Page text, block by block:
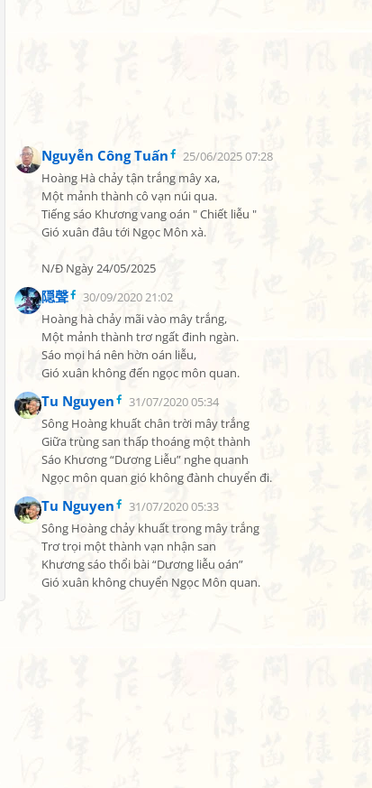
Nguyễn Công Tuấn
25/06/2025 07:28
Hoàng Hà chảy tận trắng mây xa,
Một mảnh thành cô vạn núi qua.
Tiếng sáo Khương vang oán " Chiết liễu "
Gió xuân đâu tới Ngọc Môn xà.
N/Đ Ngày 24/05/2025
隠聲
30/09/2020 21:02
Hoàng hà chảy mãi vào mây trắng,
Một mảnh thành trơ ngất đinh ngàn.
Sáo mọi há nên hờn oán liễu,
Gió xuân không đến ngọc môn quan.
Tu Nguyen
31/07/2020 05:34
Sông Hoàng khuất chân trời mây trắng
Giữa trùng san thấp thoáng một thành
Sáo Khương “Dương Liễu” nghe quanh
Ngọc môn quan gió không đành chuyển đi.
Tu Nguyen
31/07/2020 05:33
Sông Hoàng chảy khuất trong mây trắng
Trơ trọi một thành vạn nhận san
Khương sáo thổi bài “Dương liễu oán”
Gió xuân không chuyển Ngọc Môn quan.